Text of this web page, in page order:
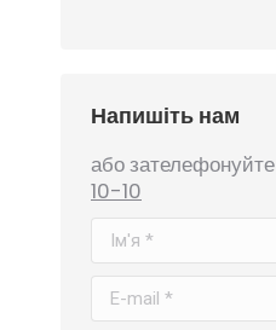
Напишіть нам
або зателефонуйте
10-10
Ім'я *
E-mail *